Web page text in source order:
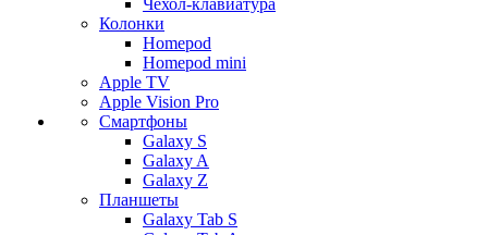
Чехол-клавиатура
Колонки
Homepod
Homepod mini
Apple TV
Apple Vision Pro
Смартфоны
Galaxy S
Galaxy A
Galaxy Z
Планшеты
Galaxy Tab S